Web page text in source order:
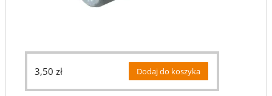
3,50 zł Dodaj do koszyka